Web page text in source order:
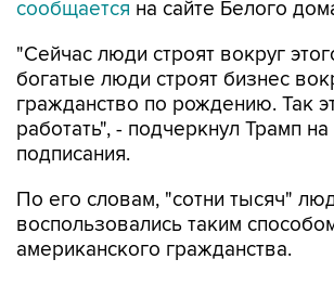
сообщается на сайте Белого
"Сейчас люди строят вокруг
богатые люди строят бизнес
гражданство по рождению. Так
работать", - подчеркнул Трамп
подписания.
По его словам, "сотни тысяч"
воспользовались таким
американского гражданства.